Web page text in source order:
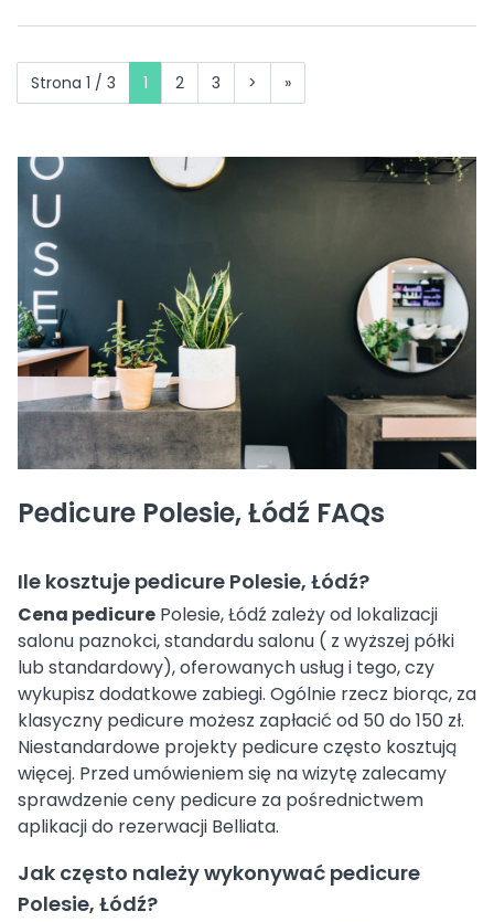
Strona 1 / 3 1 2 3 > »
Pedicure Polesie, Łódź FAQs
Ile kosztuje pedicure Polesie, Łódź?
Cena pedicure Polesie, Łódź zależy od lokalizacji
salonu paznokci, standardu salonu ( z wyższej półki
lub standardowy), oferowanych usług i tego, czy
wykupisz dodatkowe zabiegi. Ogólnie rzecz biorąc, za
klasyczny pedicure możesz zapłacić od 50 do 150 zł.
Niestandardowe projekty pedicure często kosztują
więcej. Przed umówieniem się na wizytę zalecamy
sprawdzenie ceny pedicure za pośrednictwem
aplikacji do rezerwacji Belliata.
Jak często należy wykonywać pedicure
Polesie, Łódź?